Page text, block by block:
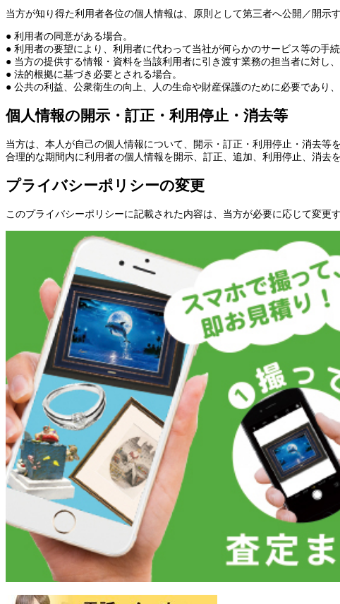
当方が知り得た利用者各位の個人情報は、原則として第三者へ公開／開示
● 利用者の同意がある場合。
● 利用者の要望により、利用者に代わって当社が何らかのサービス等の手続
● 当方の提供する情報・資料を当該利用者に引き渡す業務の担当者に対し
● 法的根拠に基づき必要とされる場合。
● 公共の利益、公衆衛生の向上、人の生命や財産保護のために必要であり
個人情報の開示・訂正・利用停止・消去等
当方は、本人が自己の個人情報について、開示・訂正・利用停止・消去等
合理的な期間内に利用者の個人情報を開示、訂正、追加、利用停止、消去を
プライバシーポリシーの変更
このプライバシーポリシーに記載された内容は、当方が必要に応じて変更